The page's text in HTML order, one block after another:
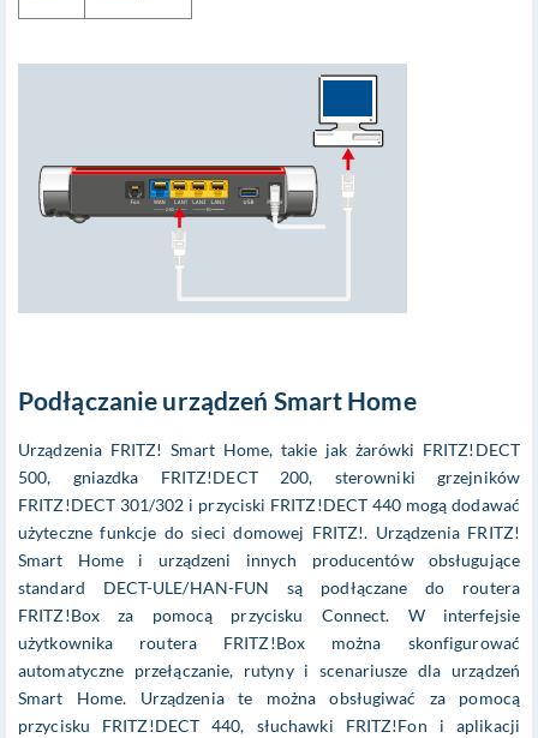
Podłączanie urządzeń Smart Home
Urządzenia FRITZ! Smart Home, takie jak żarówki FRITZ!DECT
500, gniazdka FRITZ!DECT 200, sterowniki grzejników
FRITZ!DECT 301/302 i przyciski FRITZ!DECT 440 mogą dodawać
użyteczne funkcje do sieci domowej FRITZ!. Urządzenia FRITZ!
Smart Home i urządzeni innych producentów obsługujące
standard DECT-ULE/HAN-FUN są podłączane do routera
FRITZ!Box za pomocą przycisku Connect. W interfejsie
użytkownika routera FRITZ!Box można skonfigurować
automatyczne przełączanie, rutyny i scenariusze dla urządzeń
Smart Home. Urządzenia te można obsługiwać za pomocą
przycisku FRITZ!DECT 440, słuchawki FRITZ!Fon i aplikacji